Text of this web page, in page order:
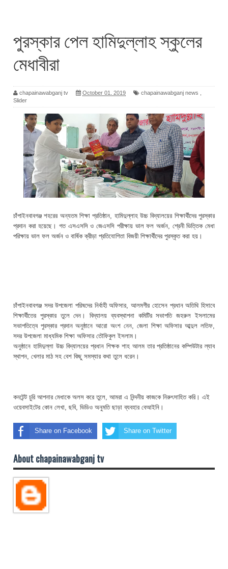
পুরস্কার পেল হামিদুল্লাহ স্কুলের
মেধাবীরা
chapainawabganj tv October 01, 2019 chapainawabganj news
Slider
চাঁপাইনবাবগঞ্জ শহরের অন্যতম শিক্ষা প্রতিষ্ঠান, হামিদুল্লাহ উচ্চ বিদ্যালয়ের শিক্ষার্থীদের পুরস্কার
প্রদান করা হয়েছে। গত এসএসসি ও জেএসসি পরীক্ষায় ভাল ফল অর্জন, শ্রেনী ভিত্তিক মেধা
পরিক্ষায় ভাল ফল অর্জন ও বার্ষিক ক্রীড়া প্রতিযোগিতা বিজয়ী শিক্ষার্থীদের পুরস্কৃত করা হয়।
চাঁপাইনবাবগঞ্জ সদর উপজেলা পরিষদের নির্বাহী অফিসার, আলমগীর হোসেন প্রধান অতিথি হিসাবে
শিক্ষার্থীতের পুরস্কার তুলে দেন। বিদ্যালয় ব্যবস্থাপনা কমিটির সভাপতি জহরুল ইসলামের
সভাপতিত্বে পুরস্কার প্রদান অনুষ্ঠানে আরো অংশ নেন, জেলা শিক্ষা অফিসার আব্দুল লতিফ,
সদর উপজেলা মাধ্যমিক শিক্ষা অফিসার তৌফিকুল ইসলাম।
অনুষ্ঠানে হামিদুল্লা উচ্চ বিদ্যালয়ের প্রধান শিক্ষক শাহ আলম তার প্রতিষ্ঠানের কম্পিউটার ল্যাব
স্থাপন, খেলার মাঠ সহ বেশ কিছু সমস্যার কথা তুলে ধরেন।
কনটেন্ট চুরি আপনার মেধাকে অলস করে তুলে, আমরা এ নিন্দনীয় কাজকে নিরুৎসাহিত করি। এই
ওয়েবসাইটের কোন লেখা, ছবি, ভিডিও অনুমতি ছাড়া ব্যবহার বেআইনি।
Share on Facebook Share on Twitter
About chapainawabganj tv